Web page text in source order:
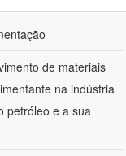
de materiais
na indústria
petróleo e a sua